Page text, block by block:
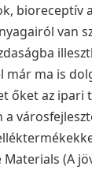
bioreceptív
van
már ma is
őket az ipari
a
(A